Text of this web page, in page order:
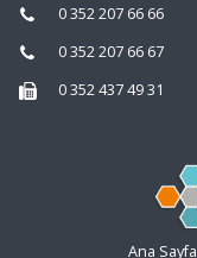
0 352 207 66 66
0 352 207 66 67
0 352 437 49 31
Ana Sayfa